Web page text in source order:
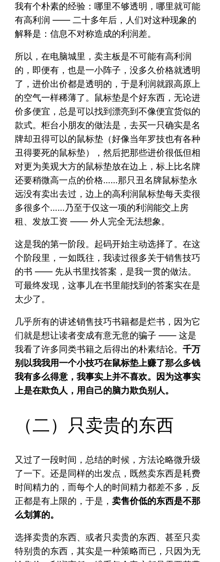
我有个朴素的经验：哪里不够透明，哪里就可能
有高利润 —— 二十多年后，人们对这种现象的
解释是：信息不对称造成的利润差。
所以，在电脑城里，卖主板是不可能有高利润
的，即便有，也是一小阵子，没多久价格就透明
了，进价出价都是透明的，于是利润就跟高原上
的空气一样稀薄了。鼠标垫是个好东西，无论进
价多便宜，总是可以找到漂亮到不像便宜货似的
款式。柜台小朋友的做法是，去买一只确实是名
牌却丑得可以的鼠标垫（好像当年罗技也有各种
丑得要死的鼠标垫），然后把那些进价很低但相
对更为美观大方的鼠标垫放在边上，标上比名牌
还要稍微高一点的价格……那只丑名牌鼠标垫永
远没有卖出去过，边上的高利润鼠标垫每天卖很
多很多个……乃至于仅这一项的利润能交上房
租、发放工资 —— 外人完全无法想象。
这是我的第一阶段。起码开始主动选择了。在这
个阶段里，一如既往，我读过很多关于销售技巧
的书 —— 先从书里找答案，是我一贯的做法。
可最终发现，这事儿在书里能找到的答案实在是
太少了。
几乎所有的讲述销售技巧书籍都是烂书，因为它
们就是想让读者变成有意无意的骗子 —— 这是
我看了许多同类书籍之后得出的朴素结论。千万
别以我我用一个小技巧在鼠标垫上赚了那么多钱
我有多么得意，我事实上并不喜欢。因为这事实
上是在欺负人，用自己的脑力欺负别人。
（二）只卖贵的东西
又过了一段时间，总结的时候，方法论略微升级
了一下。还是同样的出发点，既然卖东西是耗费
时间精力的，而每个人的时间精力都差不多，反
正都是有上限的，于是，卖售价低的东西是不那
么划算的。
选择卖贵的东西、或者只卖贵的东西、甚至只卖
特别贵的东西，其实是一种策略而已，只因为无